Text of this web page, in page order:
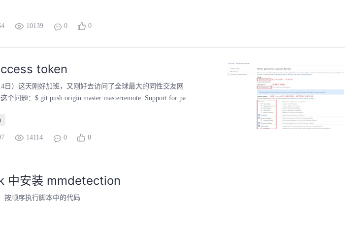
10139 0 0
token
日）这天刚好加班，又刚好去访问了全球最大的同性交友网
问题：$ git push origin master:masterremote: Support for pa...
14114 0 0
中安装 mmdetection
按顺序执行脚本中的代码